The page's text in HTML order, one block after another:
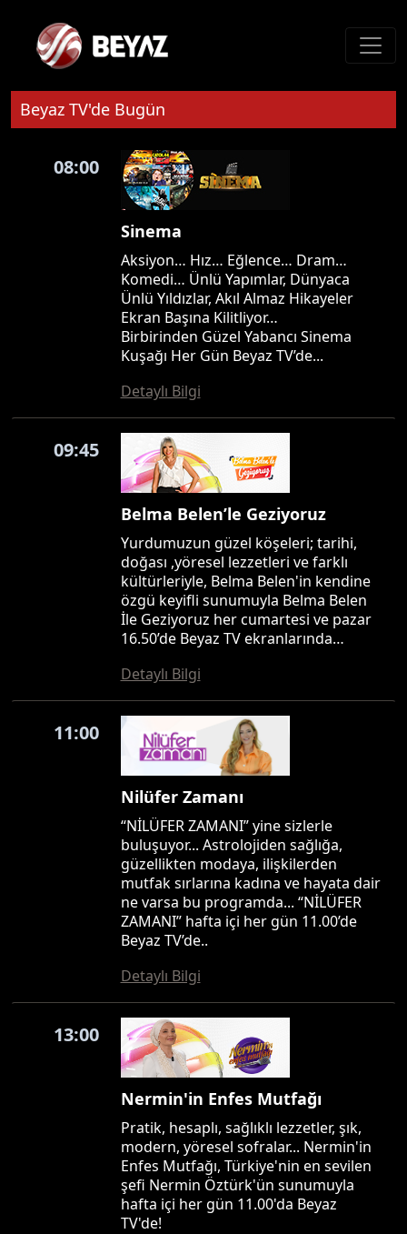
Beyaz TV'de Bugün
08:00
Sinema
Aksiyon… Hız… Eğlence… Dram…
Komedi… Ünlü Yapımlar, Dünyaca
Ünlü Yıldızlar, Akıl Almaz Hikayeler
Ekran Başına Kilitliyor…
Birbirinden Güzel Yabancı Sinema
Kuşağı Her Gün Beyaz TV’de...
Detaylı Bilgi
09:45
Belma Belen’le Geziyoruz
Yurdumuzun güzel köşeleri; tarihi,
doğası ,yöresel lezzetleri ve farklı
kültürleriyle, Belma Belen'in kendine
özgü keyifli sunumuyla Belma Belen
İle Geziyoruz her cumartesi ve pazar
16.50’de Beyaz TV ekranlarında…
Detaylı Bilgi
11:00
Nilüfer Zamanı
“NİLÜFER ZAMANI” yine sizlerle
buluşuyor... Astrolojiden sağlığa,
güzellikten modaya, ilişkilerden
mutfak sırlarına kadına ve hayata dair
ne varsa bu programda... “NİLÜFER
ZAMANI” hafta içi her gün 11.00’de
Beyaz TV’de..
Detaylı Bilgi
13:00
Nermin'in Enfes Mutfağı
Pratik, hesaplı, sağlıklı lezzetler, şık,
modern, yöresel sofralar... Nermin'in
Enfes Mutfağı, Türkiye'nin en sevilen
şefi Nermin Öztürk'ün sunumuyla
hafta içi her gün 11.00'da Beyaz
TV'de!